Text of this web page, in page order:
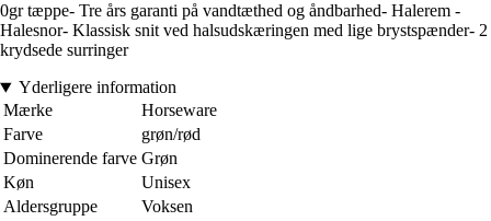
0gr tæppe- Tre års garanti på vandtæthed og åndbarhed- Halerem -
Halesnor- Klassisk snit ved halsudskæringen med lige brystspænder- 2
krydsede surringer
Yderligere information
Mærke
Horseware
Farve
grøn/rød
Dominerende farve Grøn
Køn
Unisex
Aldersgruppe
Voksen